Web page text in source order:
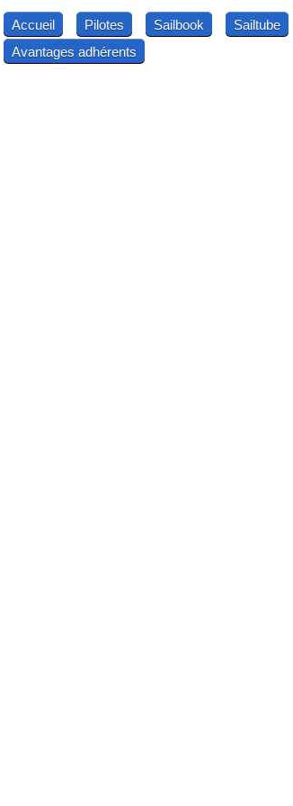
Accueil Pilotes Sailbook Sailtube
Avantages adhérents